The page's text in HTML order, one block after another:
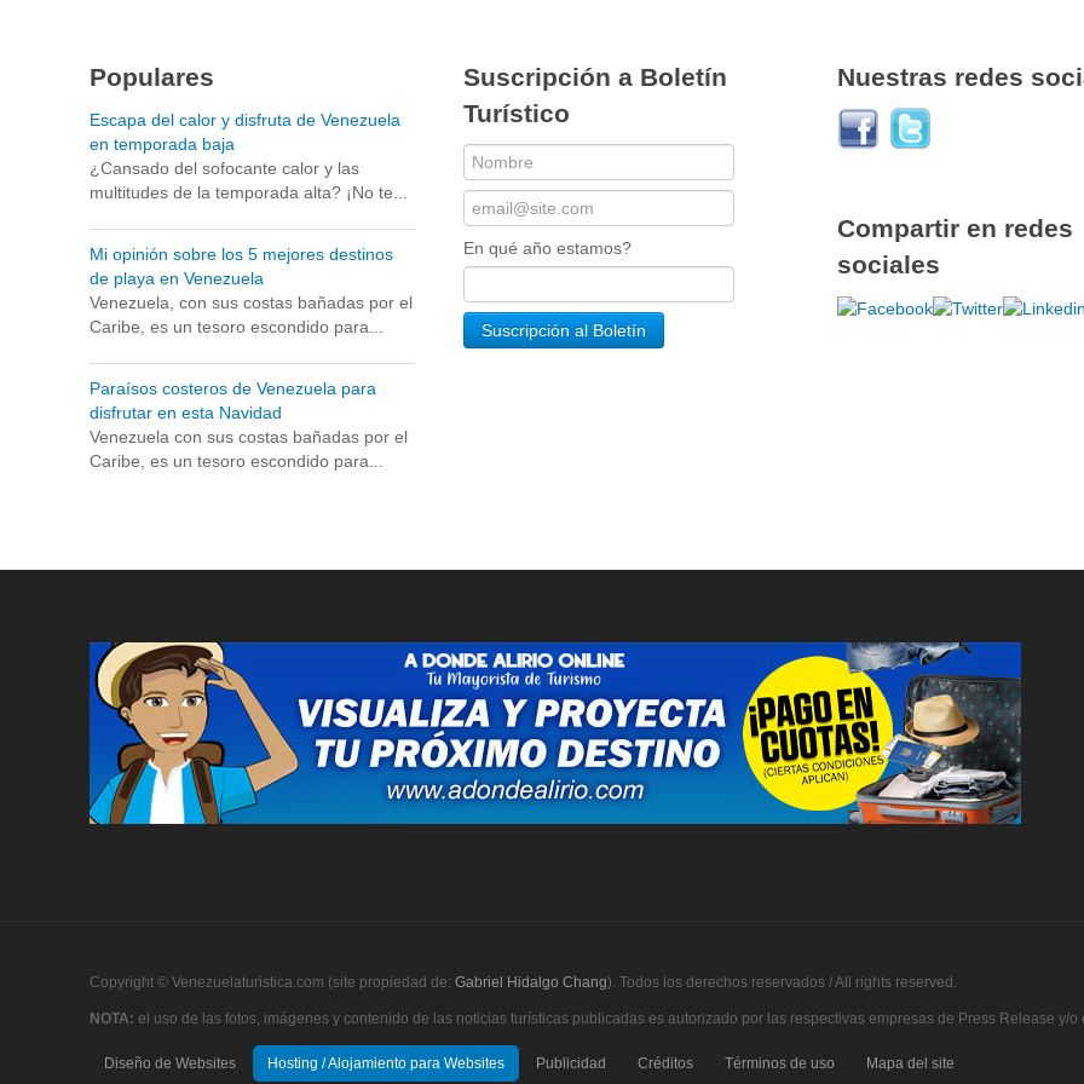
Populares
Escapa del calor y disfruta de Venezuela
en temporada baja
¿Cansado del sofocante calor y las
multitudes de la temporada alta? ¡No te...
Mi opinión sobre los 5 mejores destinos
de playa en Venezuela
Venezuela, con sus costas bañadas por el
Caribe, es un tesoro escondido para...
Paraísos costeros de Venezuela para
disfrutar en esta Navidad
Venezuela con sus costas bañadas por el
Caribe, es un tesoro escondido para...
Suscripción a Boletín
Turístico
En qué año estamos?
Nuestras redes
Compartir en redes
sociales
Copyright © Venezuelaturistica.com (site propiedad de: Gabriel Hidalgo Chang). Todos los derechos reservados / All rights reserved.
NOTA: el uso de las fotos, imágenes y contenido de las noticias turísticas publicadas es autorizado por las respectivas empresas de Press Release y/
Diseño de Websites Hosting / Alojamiento para Websites Publicidad Créditos Términos de uso Mapa del site